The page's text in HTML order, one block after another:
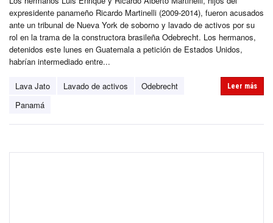
expresidente panameño Ricardo Martinelli (2009-2014), fueron acusados
ante un tribunal de Nueva York de soborno y lavado de activos por su
rol en la trama de la constructora brasileña Odebrecht. Los hermanos,
detenidos este lunes en Guatemala a petición de Estados Unidos,
habrían intermediado entre...
Lava Jato Lavado de activos
Odebrecht
Panamá
Leer más